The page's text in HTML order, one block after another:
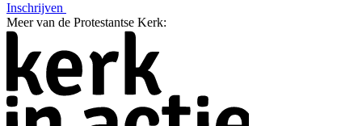
Inschrijven
Meer van de Protestantse Kerk: